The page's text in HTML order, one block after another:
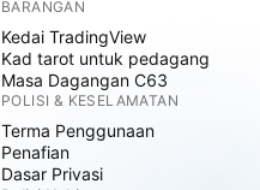
BARANGAN
Kedai TradingView
Kad tarot untuk pedagang
Masa Dagangan C63
POLISI & KESELAMATAN
Terma Penggunaan
Penafian
Dasar Privasi